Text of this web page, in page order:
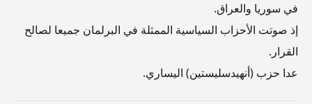
في سوريا والعراق.
إذ صوتت الأحزاب السياسية الممثلة في البرلمان جميعا لصالح
القرار.
عدا حزب (أنهيدسليستين) اليساري.